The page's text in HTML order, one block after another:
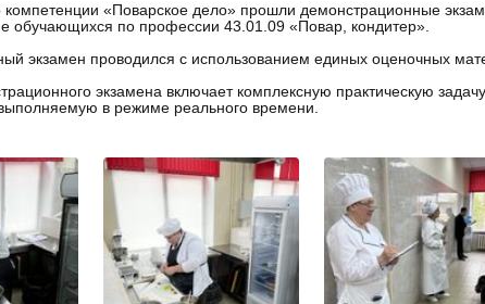
компетенции «Поварское дело» прошли демонстрационные
обучающихся по профессии 43.01.09 «Повар, кондитер».
экзамен проводился с использованием единых оценочных
экзамена включает комплексную практическую
в режиме реального времени.